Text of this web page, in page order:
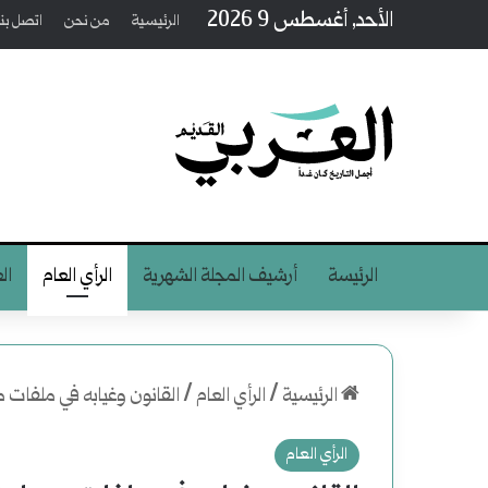
الأحد, أغسطس 9 2026 الرئيسية من نحن اتصل
الرئيسة أرشيف المجلة الشهرية الرأي العام
الرئيسية /الرأي العام /القانون وغيابه في
الرأي العام